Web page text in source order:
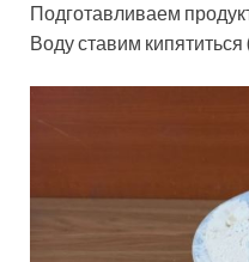
Подготавливаем
Воду ставим